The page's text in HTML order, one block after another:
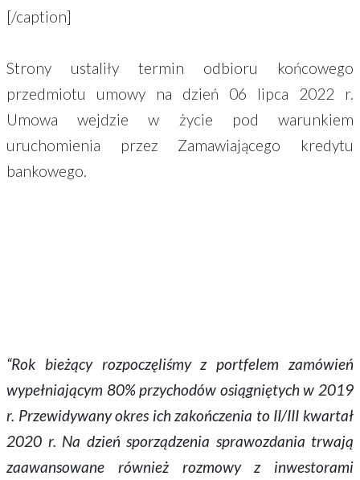
[/caption]
Strony ustaliły termin odbioru końcowego
przedmiotu umowy na dzień 06 lipca 2022 r.
Umowa wejdzie w życie pod warunkiem
uruchomienia przez Zamawiającego kredytu
bankowego.
“Rok bieżący rozpoczęliśmy z portfelem zamówień
wypełniającym 80% przychodów osiągniętych w 2019
r. Przewidywany okres ich zakończenia to II/III kwartał
2020 r. Na dzień sporządzenia sprawozdania trwają
zaawansowane również rozmowy z inwestorami